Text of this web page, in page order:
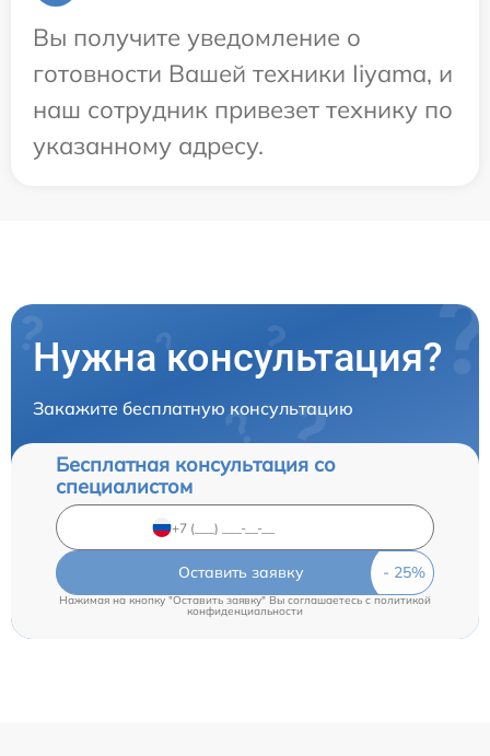
Вы получите уведомление о
готовности Вашей техники Iiyama, и
наш сотрудник привезет технику по
указанному адресу.
Нужна консультация?
Закажите бесплатную консультацию
Бесплатная консультация со
специалистом
Оставить заявку
Нажимая на кнопку "Оставить заявку" Вы соглашаетесь c политикой
конфиденциальности